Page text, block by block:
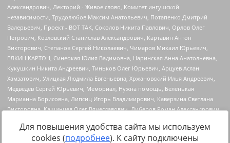
Для повышения удобства сайта мы используем
cookies (подробнее). К сайту подключены